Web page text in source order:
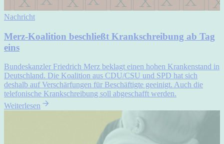
Nachricht
Merz-Koalition beschließt Krankschreibung ab Tag
eins
Bundeskanzler Friedrich Merz beklagt einen hohen Krankenstand in
Deutschland. Die Koalition aus CDU/CSU und SPD hat sich
deshalb auf Verschärfungen für Beschäftigte geeinigt. Auch die
telefonische Krankschreibung soll abgeschafft werden.
Weiterlesen